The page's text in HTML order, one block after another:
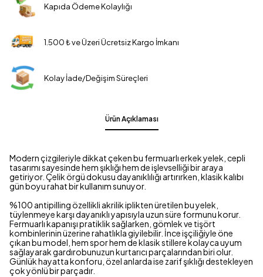
Kapıda Ödeme Kolaylığı
1.500 ₺ ve Üzeri Ücretsiz Kargo İmkanı
Kolay İade/Değişim Süreçleri
Ürün Açıklaması
Modern çizgileriyle dikkat çeken bu fermuarlı erkek yelek, cepli
tasarımı sayesinde hem şıklığı hem de işlevselliği bir araya
getiriyor. Çelik örgü dokusu dayanıklılığı artırırken, klasik kalıbı
gün boyu rahat bir kullanım sunuyor.
%100 antipilling özellikli akrilik iplikten üretilen bu yelek,
tüylenmeye karşı dayanıklı yapısıyla uzun süre formunu korur.
Fermuarlı kapanışı pratiklik sağlarken, gömlek ve tişört
kombinlerinin üzerine rahatlıkla giyilebilir. İnce işçiliğiyle öne
çıkan bu model, hem spor hem de klasik stillere kolayca uyum
sağlayarak gardırobunuzun kurtarıcı parçalarından biri olur.
Günlük hayatta konforu, özel anlarda ise zarif şıklığı destekleyen
çok yönlü bir parçadır.